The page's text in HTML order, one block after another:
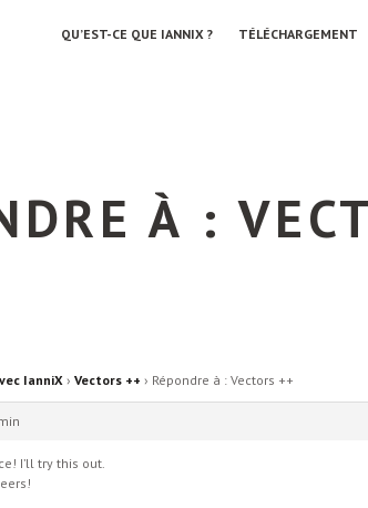
QU’EST-CE QUE IANNIX ? TÉLÉCHARGEMENT
À :
IanniX› Vectors ++ › Répondre à : Vectors ++
I’ll try this out.